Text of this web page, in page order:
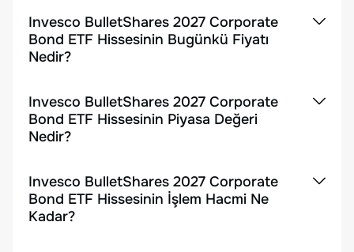
Invesco BulletShares 2027 Corporate
Bond ETF Hissesinin Bugünkü Fiyatı
Nedir?
Invesco BulletShares 2027 Corporate
Bond ETF Hissesinin Piyasa Değeri
Nedir?
Invesco BulletShares 2027 Corporate
Bond ETF Hissesinin İşlem Hacmi Ne
Kadar?